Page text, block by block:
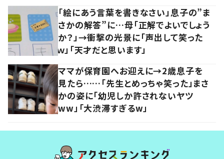
「絵にあう言葉を書きなさい」息子の”ま
さかの解答”に…母「正解でよいでしょう
か？」→衝撃の光景に「声出して笑った
ｗ」「天才だと思います」
ママが保育園へお迎えに→2歳息子を
見たら……「先生とめっちゃ笑った」まさ
かの姿に「幼児しか許されないヤツ
ww」「大渋滞すぎるw」